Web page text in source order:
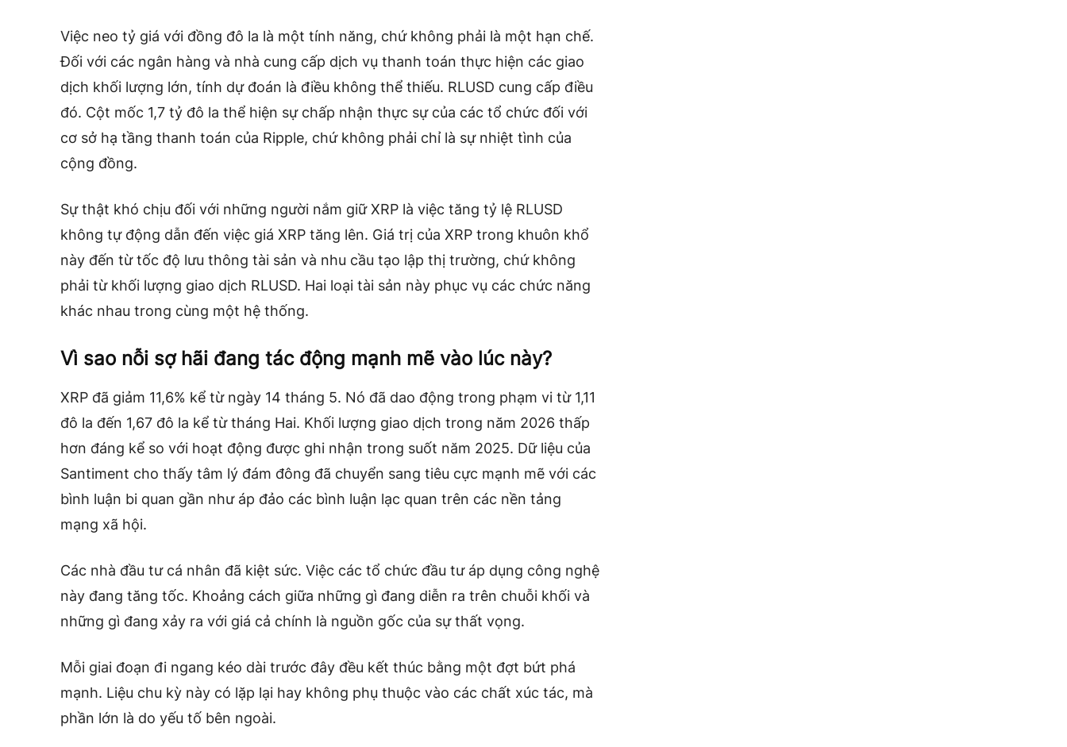
Việc neo tỷ giá với đồng đô la là một tính năng, chứ không phải là một hạn chế.
Đối với các ngân hàng và nhà cung cấp dịch vụ thanh toán thực hiện các giao
dịch khối lượng lớn, tính dự đoán là điều không thể thiếu. RLUSD cung cấp điều
đó. Cột mốc 1,7 tỷ đô la thể hiện sự chấp nhận thực sự của các tổ chức đối với
cơ sở hạ tầng thanh toán của Ripple, chứ không phải chỉ là sự nhiệt tình của
cộng đồng.
Sự thật khó chịu đối với những người nắm giữ XRP là việc tăng tỷ lệ RLUSD
không tự động dẫn đến việc giá XRP tăng lên. Giá trị của XRP trong khuôn khổ
này đến từ tốc độ lưu thông tài sản và nhu cầu tạo lập thị trường, chứ không
phải từ khối lượng giao dịch RLUSD. Hai loại tài sản này phục vụ các chức năng
khác nhau trong cùng một hệ thống.
Vì sao nỗi sợ hãi đang tác động mạnh mẽ vào lúc này?
XRP đã giảm 11,6% kể từ ngày 14 tháng 5. Nó đã dao động trong phạm vi từ 1,11
đô la đến 1,67 đô la kể từ tháng Hai. Khối lượng giao dịch trong năm 2026 thấp
hơn đáng kể so với hoạt động được ghi nhận trong suốt năm 2025. Dữ liệu của
Santiment cho thấy tâm lý đám đông đã chuyển sang tiêu cực mạnh mẽ với các
bình luận bi quan gần như áp đảo các bình luận lạc quan trên các nền tảng
mạng xã hội.
Các nhà đầu tư cá nhân đã kiệt sức. Việc các tổ chức đầu tư áp dụng công nghệ
này đang tăng tốc. Khoảng cách giữa những gì đang diễn ra trên chuỗi khối và
những gì đang xảy ra với giá cả chính là nguồn gốc của sự thất vọng.
Mỗi giai đoạn đi ngang kéo dài trước đây đều kết thúc bằng một đợt bứt phá
mạnh. Liệu chu kỳ này có lặp lại hay không phụ thuộc vào các chất xúc tác, mà
phần lớn là do yếu tố bên ngoài.